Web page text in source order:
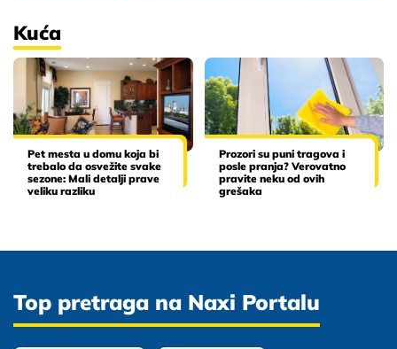
Kuća
Pet mesta u domu koja bi
trebalo da osvežite svake
sezone: Mali detalji prave
veliku razliku
Prozori su puni tragova i
posle pranja? Verovatno
pravite neku od ovih
grešaka
Top pretraga na Naxi Portalu